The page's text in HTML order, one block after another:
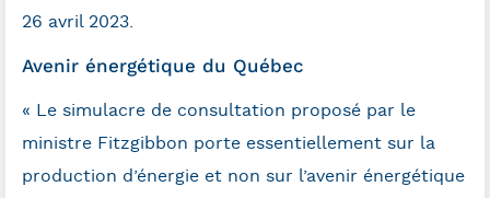
26 avril 2023.
Avenir énergétique du Québec
« Le simulacre de consultation proposé par le
ministre Fitzgibbon porte essentiellement sur la
production d’énergie et non sur l’avenir énergétique